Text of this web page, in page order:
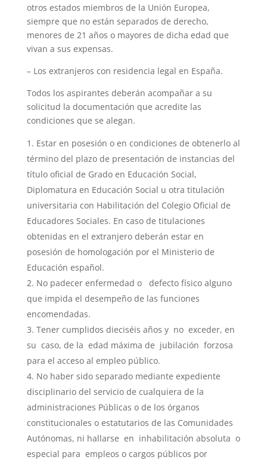
otros estados miembros de la Unión Europea,
siempre que no están separados de derecho,
menores de 21 años o mayores de dicha edad que
vivan a sus expensas.
– Los extranjeros con residencia legal en España.
Todos los aspirantes deberán acompañar a su
solicitud la documentación que acredite las
condiciones que se alegan.
Estar en posesión o en condiciones de obtenerlo al
término del plazo de presentación de instancias del
título oficial de Grado en Educación Social,
Diplomatura en Educación Social u otra titulación
universitaria con Habilitación del Colegio Oficial de
Educadores Sociales. En caso de titulaciones
obtenidas en el extranjero deberán estar en
posesión de homologación por el Ministerio de
Educación español.
No padecer enfermedad o defecto físico alguno
que impida el desempeño de las funciones
encomendadas.
Tener cumplidos dieciséis años y no exceder, en
su caso, de la edad máxima de jubilación forzosa
para el acceso al empleo público.
No haber sido separado mediante expediente
disciplinario del servicio de cualquiera de la
administraciones Públicas o de los órganos
constitucionales o estatutarios de las Comunidades
Autónomas, ni hallarse en inhabilitación absoluta o
especial para empleos o cargos públicos por